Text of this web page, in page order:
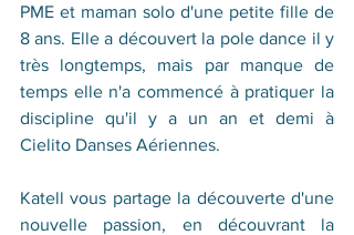
PME et maman solo d'une petite fille de
8 ans. Elle a découvert la pole dance il y
très longtemps, mais par manque de
temps elle n'a commencé à pratiquer la
discipline qu'il y a un an et demi à
Cielito Danses Aériennes.
Katell vous partage la découverte d'une
nouvelle passion, en découvrant la